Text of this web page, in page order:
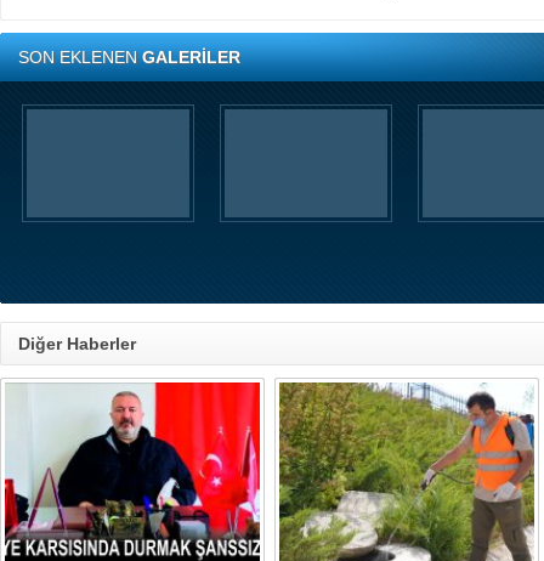
SON EKLENENGALERİLER
Diğer Haberler